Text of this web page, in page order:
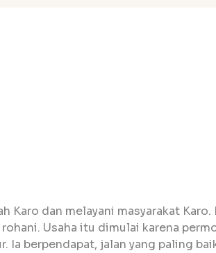
Karo dan melayani masyarakat
Usaha itu dimulai karena
Ia berpendapat, jalan yang paling